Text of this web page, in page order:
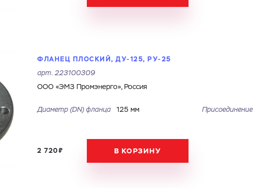
ФЛАНЕЦ ПЛОСКИЙ, ДУ-125, РУ-25
арт. 223100309
ООО «ЭМЗ Промэнерго», Россия
Диаметр (DN) фланца 125 мм Присоединение
2 720₽ В КОРЗИНУ